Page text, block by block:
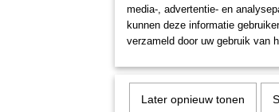
Größe:
media-, advertentie- en
kunnen deze informatie
verzameld door uw gebruik van
Later opnieuw tonen